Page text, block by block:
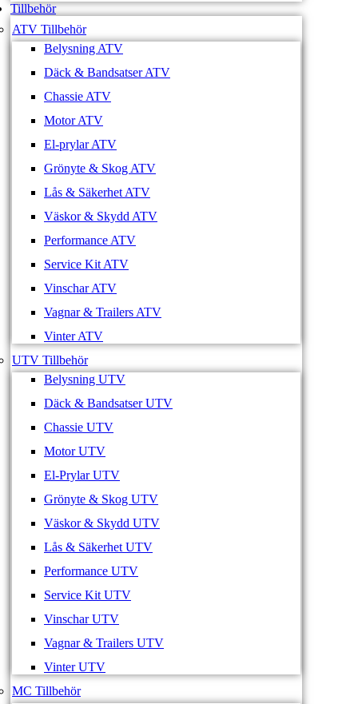
Tillbehör
ATV Tillbehör
Belysning ATV
Däck & Bandsatser ATV
Chassie ATV
Motor ATV
El-prylar ATV
Grönyte & Skog ATV
Lås & Säkerhet ATV
Väskor & Skydd ATV
Performance ATV
Service Kit ATV
Vinschar ATV
Vagnar & Trailers ATV
Vinter ATV
UTV Tillbehör
Belysning UTV
Däck & Bandsatser UTV
Chassie UTV
Motor UTV
El-Prylar UTV
Grönyte & Skog UTV
Väskor & Skydd UTV
Lås & Säkerhet UTV
Performance UTV
Service Kit UTV
Vinschar UTV
Vagnar & Trailers UTV
Vinter UTV
MC Tillbehör